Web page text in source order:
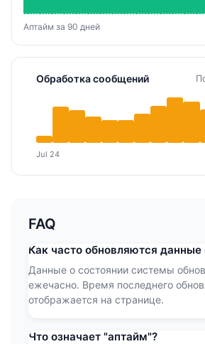
Аптайм за 90 дней
Обработка сообщений
Jul 24
FAQ
Как часто обновляются данные
Данные о состоянии системы
ежечасно. Время последнего
отображается на странице.
Что означает "аптайм"?